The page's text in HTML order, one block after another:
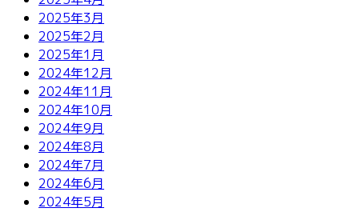
2025年3月
2025年2月
2025年1月
2024年12月
2024年11月
2024年10月
2024年9月
2024年8月
2024年7月
2024年6月
2024年5月